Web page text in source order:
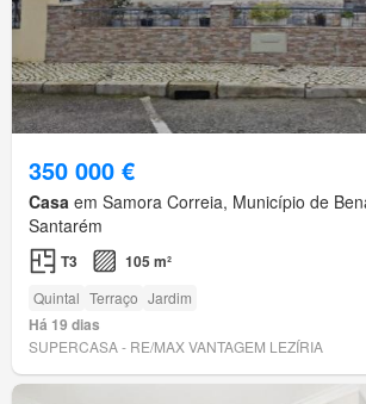
350 000 €
Casa em Samora Correia, Município de
Santarém
T3 105 m²
Quintal Terraço Jardim
Há 19 dias
SUPERCASA - RE/MAX VANTAGEM LEZÍRIA